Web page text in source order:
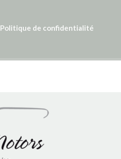
Politique de confidentialité